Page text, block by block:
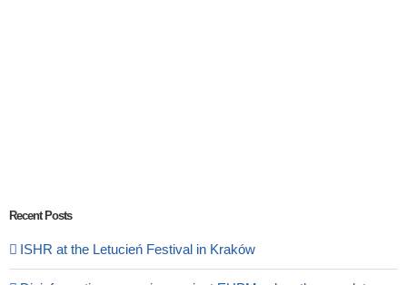
Recent Posts
ISHR at the Letucień Festival in Kraków